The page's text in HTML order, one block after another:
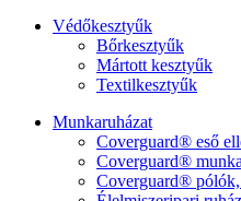
Védőkesztyűk
Bőrkesztyűk
Mártott kesztyűk
Textilkesztyűk
Munkaruházat
Coverguard® eső
Coverguard®
Coverguard®